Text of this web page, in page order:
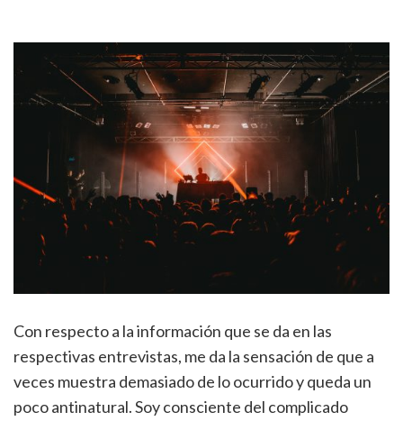
Con respecto a la información que se da en las
respectivas entrevistas, me da la sensación de que a
veces muestra demasiado de lo ocurrido y queda un
poco antinatural. Soy consciente del complicado